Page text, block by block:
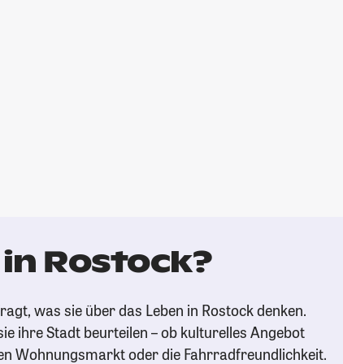
Rostock?
was sie über das Leben in Rostock denken.
ihre Stadt beurteilen – ob kulturelles Angebot
Wohnungsmarkt oder die Fahrradfreundlichkeit.